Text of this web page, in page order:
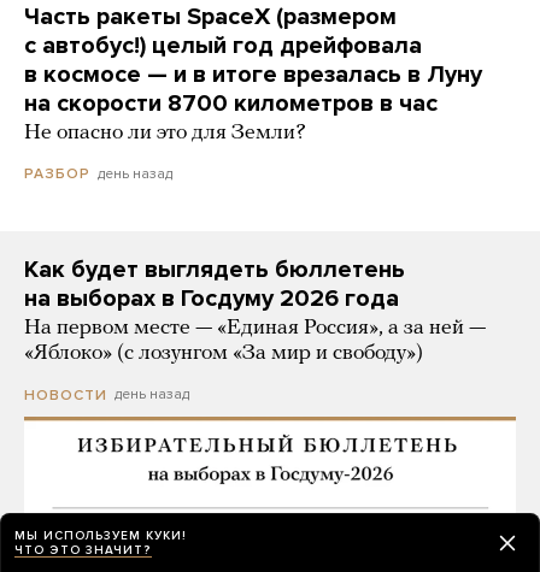
Часть ракеты SpaceX (размером
с автобус!) целый год дрейфовала
в космосе — и в итоге врезалась в Луну
на скорости 8700 километров в час
Не опасно ли это для Земли?
РАЗБОР день назад
Как будет выглядеть бюллетень
на выборах в Госдуму 2026 года
На первом месте — «Единая Россия», а за ней —
«Яблоко» (с лозунгом «За мир и свободу»)
НОВОСТИ день назад
МЫ ИСПОЛЬЗУЕМ КУКИ!
ЧТО ЭТО ЗНАЧИТ?